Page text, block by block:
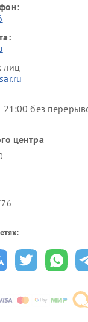
лиц
без
центра